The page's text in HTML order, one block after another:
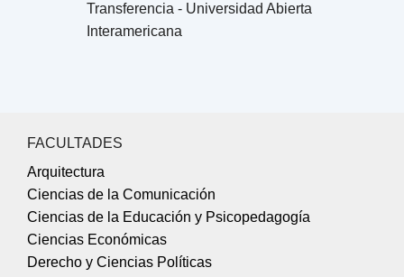
Transferencia - Universidad Abierta
Interamericana
FACULTADES
Arquitectura
Ciencias de la Comunicación
Ciencias de la Educación y Psicopedagogía
Ciencias Económicas
Derecho y Ciencias Políticas